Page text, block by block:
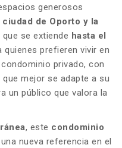
generosos
de Oporto y la
que se extiende hasta el
quienes prefieren vivir en
privado, con
mejor se adapte a su
un público que valora la
, este condominio
nueva referencia en el